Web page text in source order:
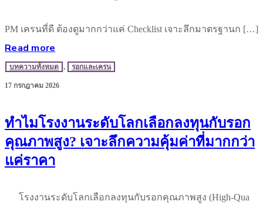
PM เครนที่ดี ต้องดูมากกว่าแค่ Checklist เจาะลึกมาตรฐานก […]
Read more
บทความทั้งหมด , รอกและเครน
17 กรกฎาคม 2026
ทำไมโรงงานระดับโลกเลือกลงทุนกับรอก
คุณภาพสูง? เจาะลึกความคุ้มค่าที่มากกว่า
แค่ราคา
โรงงานระดับโลกเลือกลงทุนกับรอกคุณภาพสูง (High-Qua